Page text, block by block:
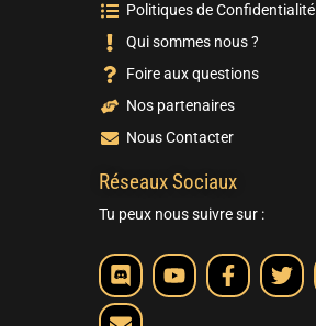
Politiques de Confidentialité
Qui sommes nous ?
Foire aux questions
Nos partenaires
Nous Contacter
Réseaux Sociaux
Tu peux nous suivre sur :